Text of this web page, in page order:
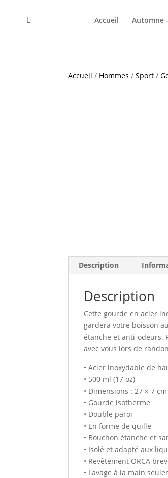
Accueil Automne
Accueil / Hommes /Sport /
Description
Description
Cette gourde en acier
gardera votre boisson
étanche et anti-odeurs.
avec vous lors de
• Acier inoxydable de
• 500 ml (17 oz)
• Dimensions : 27 × 7 cm
• Gourde isotherme
• Double paroi
• En forme de quille
• Bouchon étanche et
• Isolé et adapté aux
• Revêtement ORCA
• Lavage à la main